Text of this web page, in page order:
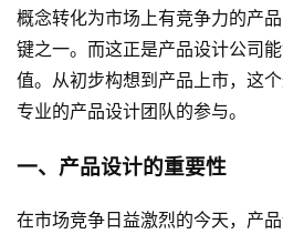
概念转化为市场上有竞争力的产
键之一。而这正是产品设计公司
值。从初步构想到产品上市，这
专业的产品设计团队的参与。
一、产品设计的重要性
在市场竞争日益激烈的今天，产